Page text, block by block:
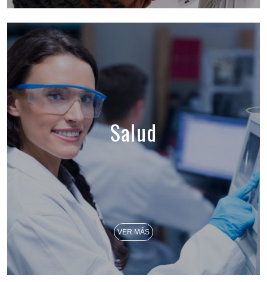
Salud
VER MÁS